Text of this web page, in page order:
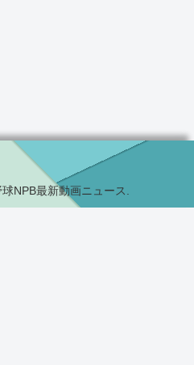
NPB最新動画ニュース.